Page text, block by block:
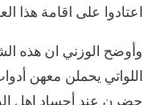
اعتادوا على اقامة هذا
وأوضح الوزني ان هذه
اللواتي يحملن معهن
حضرن عند أجساد اهل